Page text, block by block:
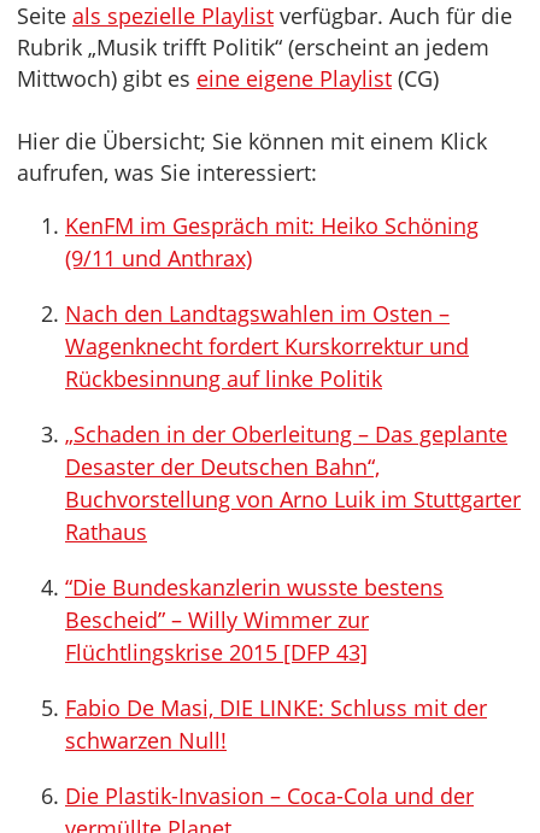
Seite als spezielle Playlist verfügbar. Auch für die
Rubrik „Musik trifft Politik“ (erscheint an jedem
Mittwoch) gibt es eine eigene Playlist (CG)
Hier die Übersicht; Sie können mit einem Klick
aufrufen, was Sie interessiert:
KenFM im Gespräch mit: Heiko Schöning
(9/11 und Anthrax)
Nach den Landtagswahlen im Osten –
Wagenknecht fordert Kurskorrektur und
Rückbesinnung auf linke Politik
„Schaden in der Oberleitung – Das geplante
Desaster der Deutschen Bahn“,
Buchvorstellung von Arno Luik im Stuttgarter
Rathaus
“Die Bundeskanzlerin wusste bestens
Bescheid” – Willy Wimmer zur
Flüchtlingskrise 2015 [DFP 43]
Fabio De Masi, DIE LINKE: Schluss mit der
schwarzen Null!
Die Plastik-Invasion – Coca-Cola und der